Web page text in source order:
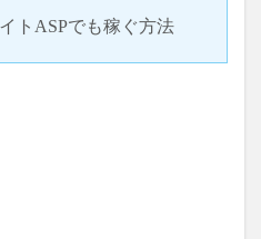
トASPでも稼ぐ方法